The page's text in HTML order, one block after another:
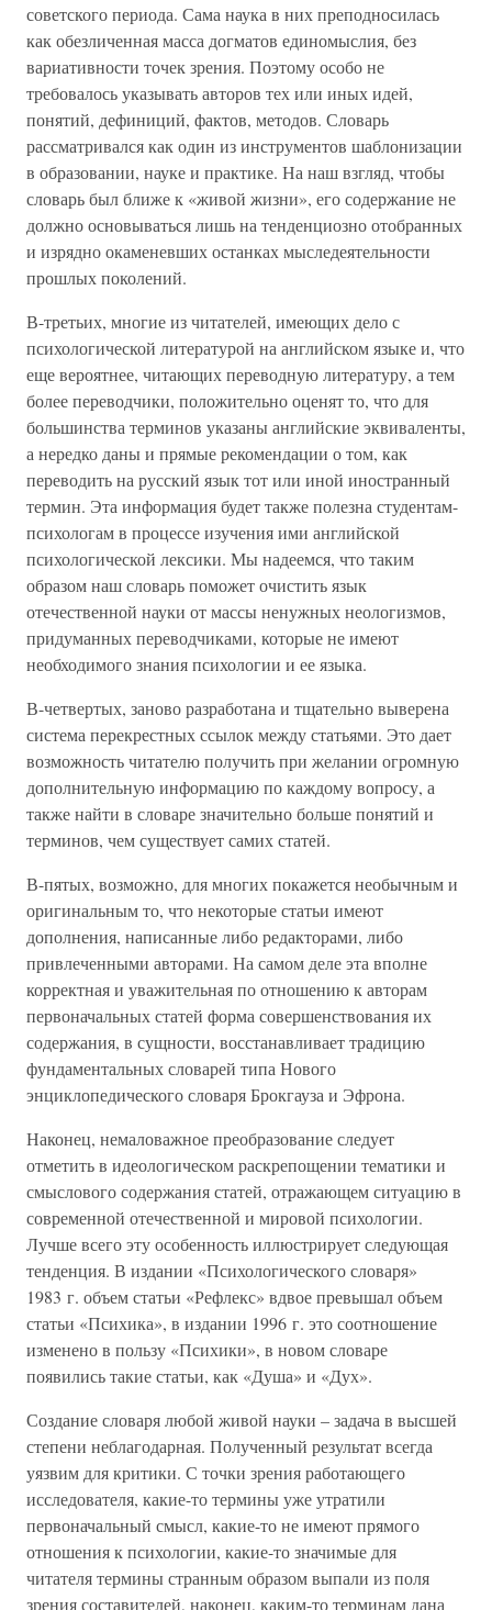
советского периода. Сама наука в них преподносилась
как обезличенная масса догматов единомыслия, без
вариативности точек зрения. Поэтому особо не
требовалось указывать авторов тех или иных идей,
понятий, дефиниций, фактов, методов. Словарь
рассматривался как один из инструментов шаблонизации
в образовании, науке и практике. На наш взгляд, чтобы
словарь был ближе к «живой жизни», его содержание не
должно основываться лишь на тенденциозно отобранных
и изрядно окаменевших останках мыследеятельности
прошлых поколений.
В-третьих, многие из читателей, имеющих дело с
психологической литературой на английском языке и, что
еще вероятнее, читающих переводную литературу, а тем
более переводчики, положительно оценят то, что для
большинства терминов указаны английские эквиваленты,
а нередко даны и прямые рекомендации о том, как
переводить на русский язык тот или иной иностранный
термин. Эта информация будет также полезна студентам-
психологам в процессе изучения ими английской
психологической лексики. Мы надеемся, что таким
образом наш словарь поможет очистить язык
отечественной науки от массы ненужных неологизмов,
придуманных переводчиками, которые не имеют
необходимого знания психологии и ее языка.
В-четвертых, заново разработана и тщательно выверена
система перекрестных ссылок между статьями. Это дает
возможность читателю получить при желании огромную
дополнительную информацию по каждому вопросу, а
также найти в словаре значительно больше понятий и
терминов, чем существует самих статей.
В-пятых, возможно, для многих покажется необычным и
оригинальным то, что некоторые статьи имеют
дополнения, написанные либо редакторами, либо
привлеченными авторами. На самом деле эта вполне
корректная и уважительная по отношению к авторам
первоначальных статей форма совершенствования их
содержания, в сущности, восстанавливает традицию
фундаментальных словарей типа Нового
энциклопедического словаря Брокгауза и Эфрона.
Наконец, немаловажное преобразование следует
отметить в идеологическом раскрепощении тематики и
смыслового содержания статей, отражающем ситуацию в
современной отечественной и мировой психологии.
Лучше всего эту особенность иллюстрирует следующая
тенденция. В издании «Психологического словаря»
1983 г. объем статьи «Рефлекс» вдвое превышал объем
статьи «Психика», в издании 1996 г. это соотношение
изменено в пользу «Психики», в новом словаре
появились такие статьи, как «Душа» и «Дух».
Создание словаря любой живой науки – задача в высшей
степени неблагодарная. Полученный результат всегда
уязвим для критики. С точки зрения работающего
исследователя, какие-то термины уже утратили
первоначальный смысл, какие-то не имеют прямого
отношения к психологии, какие-то значимые для
читателя термины странным образом выпали из поля
зрения составителей, наконец, каким-то терминам дана